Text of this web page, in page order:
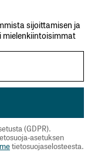
sijoittamisen ja
(GDPR).
asetuksen
tietosuojaselosteesta.